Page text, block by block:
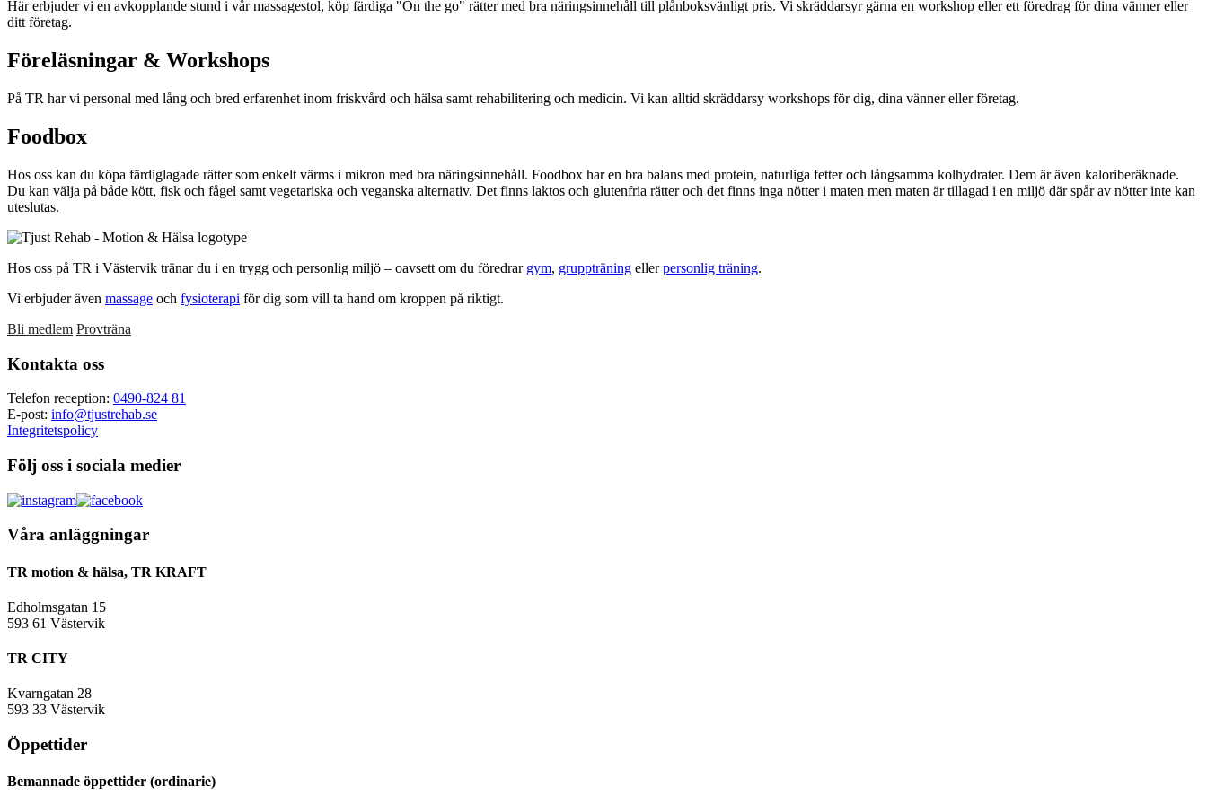
Här erbjuder vi en avkopplande stund i vår massagestol, köp färdiga "On the go" rätter med bra näringsinnehåll till plånboksvänligt pris. Vi skräddarsyr gärna en workshop eller ett föredrag för dina vänner eller
ditt företag.
Föreläsningar & Workshops
På TR har vi personal med lång och bred erfarenhet inom friskvård och hälsa samt rehabilitering och medicin. Vi kan alltid skräddarsy workshops för dig, dina vänner eller företag.
Foodbox
Hos oss kan du köpa färdiglagade rätter som enkelt värms i mikron med bra näringsinnehåll. Foodbox har en bra balans med protein, naturliga fetter och långsamma kolhydrater. Dem är även kaloriberäknade.
Du kan välja på både kött, fisk och fågel samt vegetariska och veganska alternativ. Det finns laktos och glutenfria rätter och det finns inga nötter i maten men maten är tillagad i en miljö där spår av nötter inte kan
uteslutas.
Primärt
sidofält
Hos oss på TR i Västervik tränar du i en trygg och personlig miljö – oavsett om du föredrar gym, gruppträning ellerpersonlig träning.
Vi erbjuder även massage och fysioterapi för dig som vill ta hand om kroppen på riktigt.
Bli medlem Provträna
Footer
Kontakta oss
Telefon reception: 0490-824 81
E-post: info@tjustrehab.se
Integritetspolicy
Följ oss i sociala medier
Våra anläggningar
TR motion & hälsa, TR KRAFT
Edholmsgatan 15
593 61 Västervik
TR CITY
Kvarngatan 28
593 33 Västervik
Öppettider
Bemannade öppettider (ordinarie)